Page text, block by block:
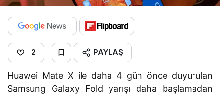
2 PAYLAŞ
Huawei Mate X ile daha 4 gün önce duyurulan
Samsung Galaxy Fold yarışı daha başlamadan